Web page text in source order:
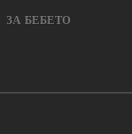
ЗА БЕБЕТО